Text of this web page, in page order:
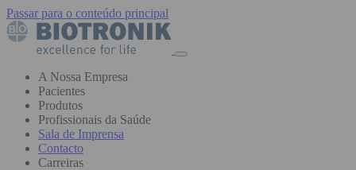
Passar para o conteúdo principal
A Nossa Empresa
Pacientes
Produtos
Profissionais da Saúde
Sala de Imprensa
Contacto
Carreiras